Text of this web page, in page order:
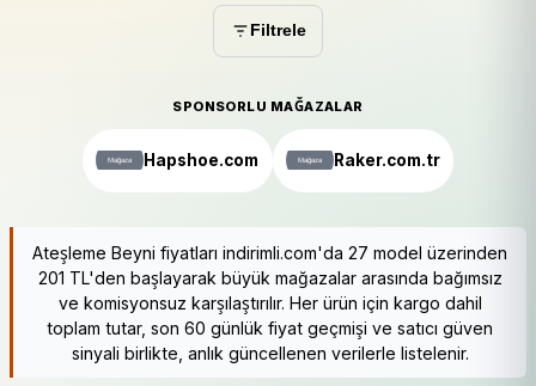
Filtrele
SPONSORLU MAĞAZALAR
Hapshoe.com Raker.com.tr
Ateşleme Beyni fiyatları indirimli.com'da 27 model üzerinden
201 TL'den başlayarak büyük mağazalar arasında bağımsız
ve komisyonsuz karşılaştırılır. Her ürün için kargo dahil
toplam tutar, son 60 günlük fiyat geçmişi ve satıcı güven
sinyali birlikte, anlık güncellenen verilerle listelenir.